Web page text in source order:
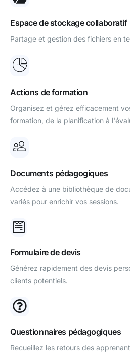
Espace de stockage collaboratif
Partage et gestion des fichiers en
Actions de formation
Organisez et gérez efficacement
formation, de la planification à
Documents pédagogiques
Accédez à une bibliothèque de
variés pour enrichir vos sessions.
Formulaire de devis
Générez rapidement des devis
clients potentiels.
Questionnaires pédagogiques
Recueillez les retours des